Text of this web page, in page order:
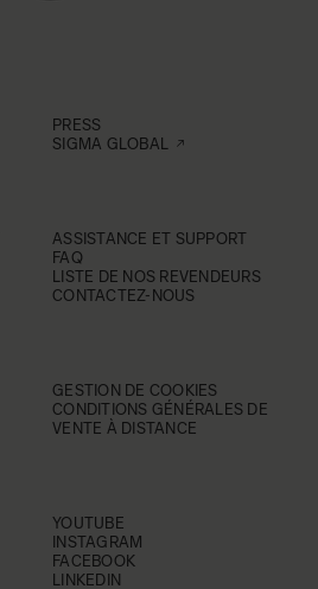
PRESS
SIGMA GLOBAL
ASSISTANCE ET SUPPORT
FAQ
LISTE DE NOS REVENDEURS
CONTACTEZ-NOUS
GESTION DE COOKIES
CONDITIONS GÉNÉRALES DE
VENTE À DISTANCE
YOUTUBE
INSTAGRAM
FACEBOOK
LINKEDIN